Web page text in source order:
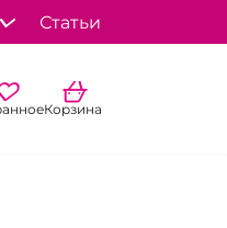
Статьи
Корзина